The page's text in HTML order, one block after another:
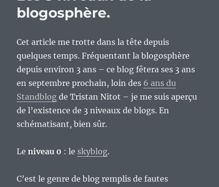
blogosphère.
Cet article me trotte dans la tête depuis
quelques temps. Fréquentant la blogosphère
depuis environ 3 ans – ce blog fêtera ses 3 ans
en septembre prochain, loin des 6 ans du
Standblog de Tristan Nitot – je me suis aperçu
de l’existence de 3 niveaux de blogs. En
schématisant, bien sûr.
Leniveau 0 : le skyblog.
C’est le genre de blog remplis de fautes